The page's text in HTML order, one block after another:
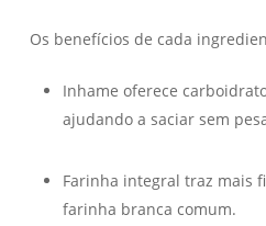
Os benefícios de cada
Inhame oferece
ajudando a saciar sem
Farinha integral traz mais
farinha branca comum.